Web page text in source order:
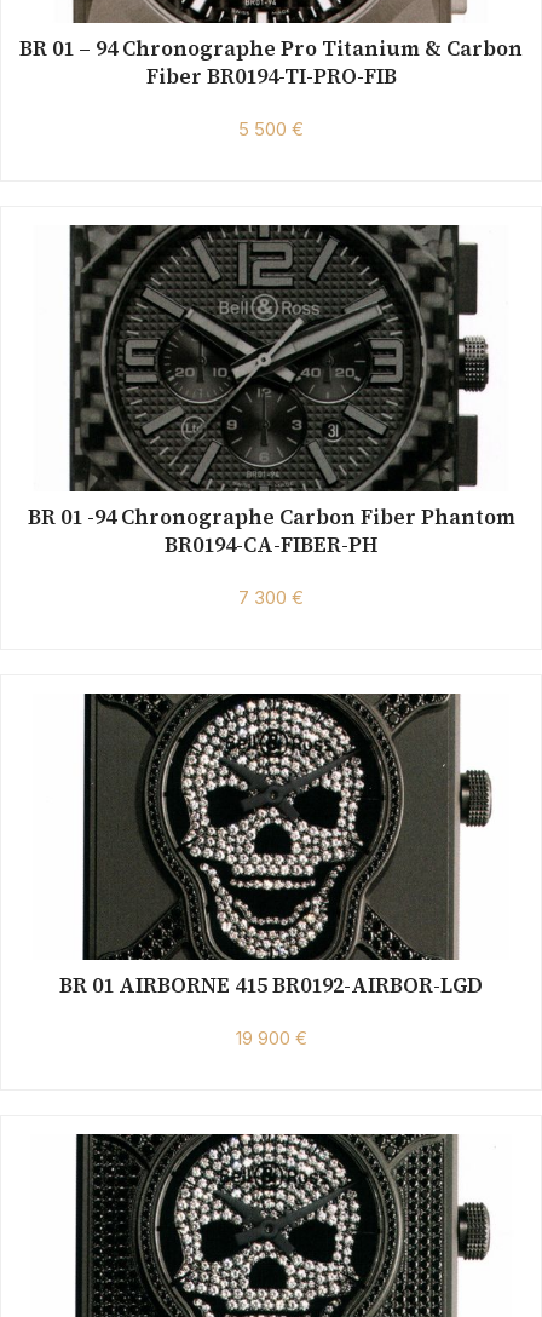
BR 01 – 94 Chronographe Pro Titanium & Carbon
Fiber BR0194-TI-PRO-FIB
5 500 €
BR 01 -94 Chronographe Carbon Fiber Phantom
BR0194-CA-FIBER-PH
7 300 €
BR 01 AIRBORNE 415 BR0192-AIRBOR-LGD
19 900 €